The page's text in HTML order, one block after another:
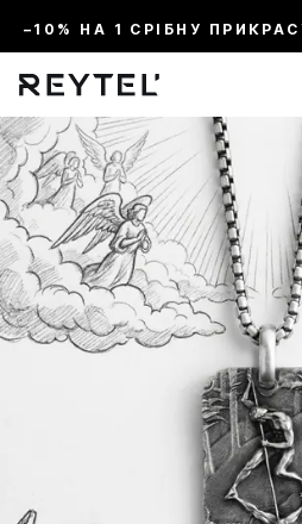
–10% НА 1 СРІБНУ